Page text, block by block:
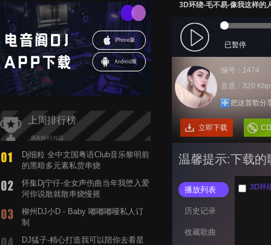
上周排行榜
Dj细粒 全中文国粤语Club音乐黎明前
的黑暗多元素私货串烧
怀集Dj宁仔-全女声伤曲当年我堕入爱
河你说散就散串烧慢摇
柳州DJ小D - Baby 嘟嘟嘟哑私人订
制
DJ猛子-精心打造我可以陪你去看星
3D环绕-毛不易-像我这样的
已暂停
编号：1474
音质：320
把这首歌分
立即下载
温馨提示:下载的
播放列表
历史记录
收藏歌曲
3D环